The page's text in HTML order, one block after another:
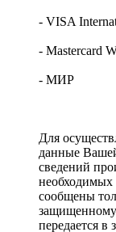
- VISA
- Mastercard
- МИР
Для
данные
сведений
необходимых
сообщены
передается в